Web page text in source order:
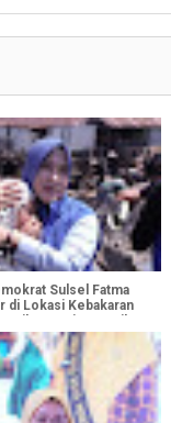
Sulsel Fatma
di Lokasi Kebakaran